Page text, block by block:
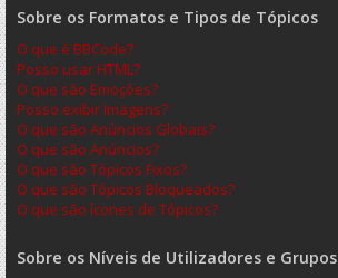
Sobre os Formatos e Tipos de Tópicos
O que é BBCode?
Posso usar HTML?
O que são Emoções?
Posso exibir Imagens?
O que são Anúncios Globais?
O que são Anúncios?
O que são Tópicos Fixos?
O que são Tópicos Bloqueados?
O que são ícones de Tópicos?
Sobre os Níveis de Utilizadores e Grupos